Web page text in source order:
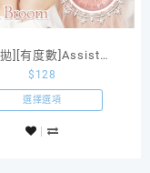
拋][有度數]Assist
1Day Sakura
Broom
$ 128
選擇選項